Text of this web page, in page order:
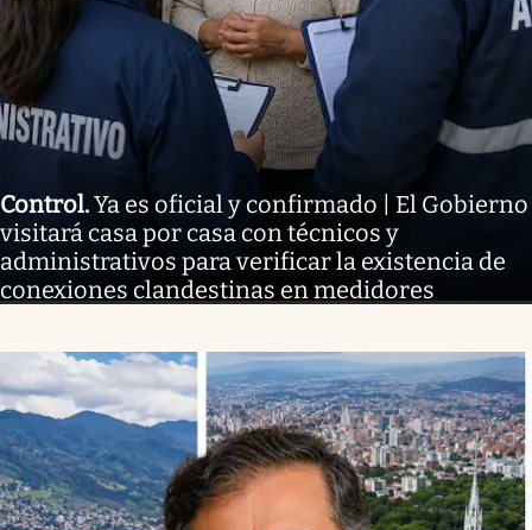
Control.Ya es oficial y confirmado | El Gobierno
visitará casa por casa con técnicos y
administrativos para verificar la existencia de
conexiones clandestinas en medidores